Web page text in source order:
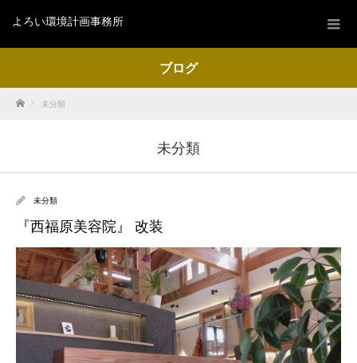
よろい環境計画事務所
ブログ
Home 未分類
未分類
未分類
『西福原美容院』 改装